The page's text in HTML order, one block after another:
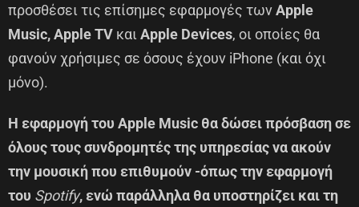
προσθέσει τις επίσημες εφαρμογές τωνApple
Music, Apple TV και Apple Devices, οι οποίες θα
φανούν χρήσιμες σε όσους έχουν iPhone (και όχι
μόνο).
Η εφαρμογή του Apple Music θα δώσει πρόσβαση σε
όλους τους συνδρομητές της υπηρεσίας να ακούν
την μουσική που επιθυμούν -όπως την εφαρμογή
του Spotify, ενώ παράλληλα θα υποστηρίζει και τη